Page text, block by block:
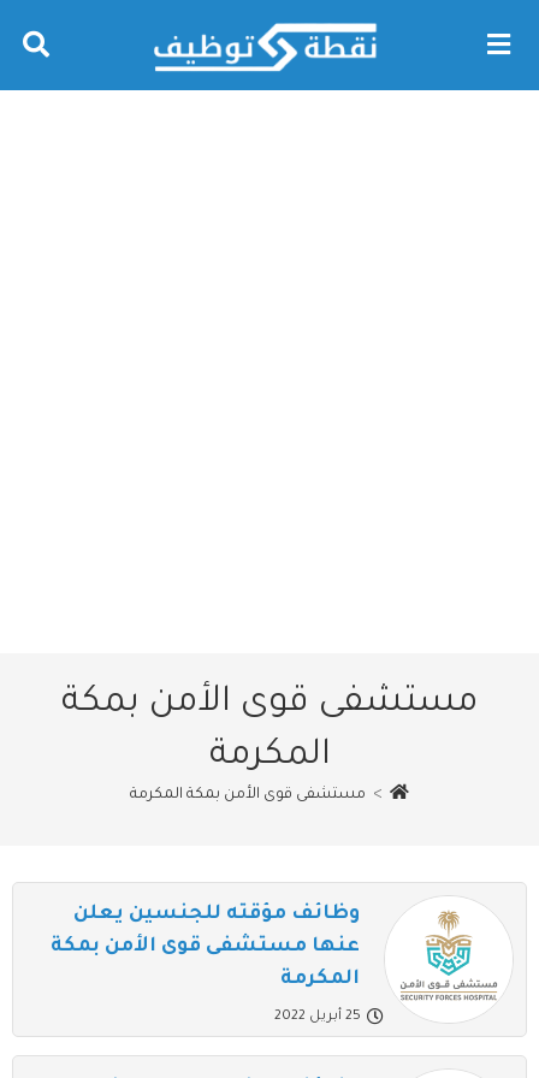
مستشفى قوى الأمن بمكة
المكرمة
> مستشفى قوى الأمن بمكة المكرمة
وظائف مؤقته للجنسين يعلن
عنها مستشفى قوى الأمن بمكة
المكرمة
25 أبريل 2022